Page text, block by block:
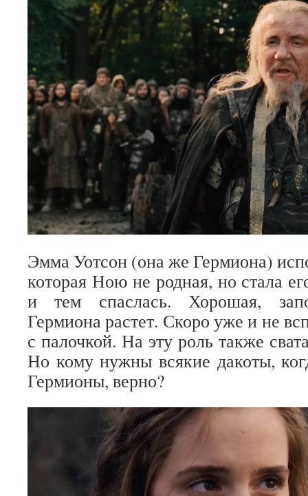
Эмма Уотсон (она же Гермиона)
которая Ною не родная, но стала
и тем спаслась. Хорошая,
Гермиона растет. Скоро уже и не
с палочкой. На эту роль также
Но кому нужны всякие дакоты,
Гермионы, верно?